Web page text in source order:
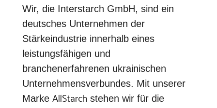
Wir, die Interstarch GmbH, sind ein
deutsches Unternehmen der
Stärkeindustrie innerhalb eines
leistungsfähigen und
branchenerfahrenen ukrainischen
Unternehmensverbundes. Mit unserer
Marke AllStarch stehen wir für die